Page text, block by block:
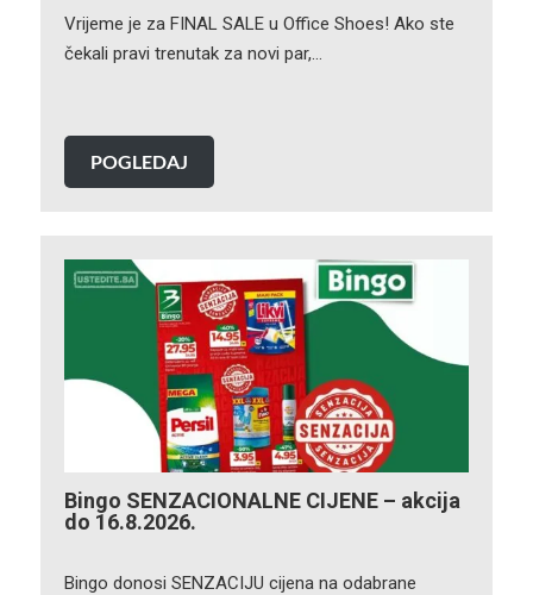
Vrijeme je za FINAL SALE u Office Shoes! Ako ste
čekali pravi trenutak za novi par,…
POGLEDAJ
Bingo SENZACIONALNE CIJENE – akcija
do 16.8.2026.
Bingo donosi SENZACIJU cijena na odabrane